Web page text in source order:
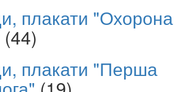
плакати "Охорона
(44)
плакати "Перша